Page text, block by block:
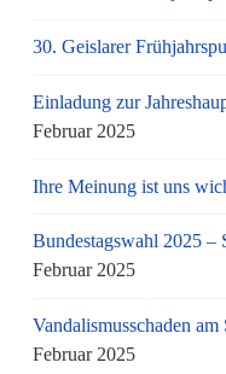
30. Geislarer
Einladung zur
Februar 2025
Ihre Meinung ist uns
Bundestagswahl 2025 –
Februar 2025
Vandalismusschaden
Februar 2025